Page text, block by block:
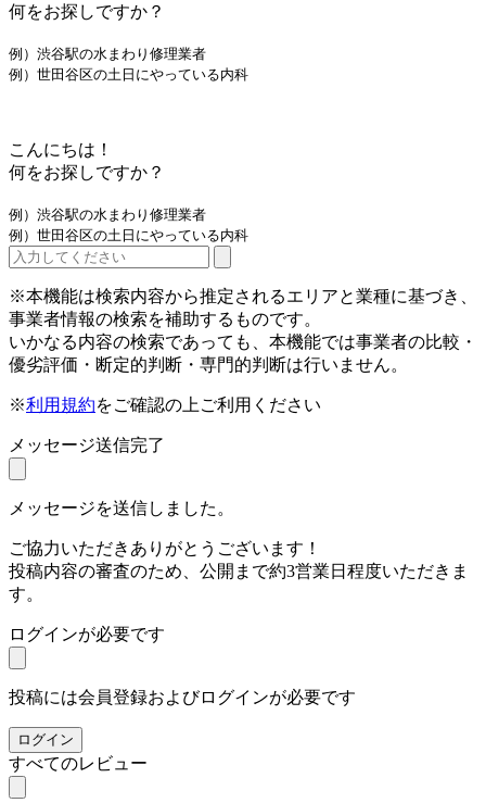
何をお探しですか？
例）渋谷駅の水まわり修理業者
例）世田谷区の土日にやっている内科
こんにちは！
何をお探しですか？
例）渋谷駅の水まわり修理業者
例）世田谷区の土日にやっている内科
※本機能は検索内容から推定されるエリアと業種に基づき、
事業者情報の検索を補助するものです。
いかなる内容の検索であっても、本機能では事業者の比較・
優劣評価・断定的判断・専門的判断は行いません。
※利用規約をご確認の上ご利用ください
メッセージ送信完了
メッセージを送信しました。
ご協力いただきありがとうございます！
投稿内容の審査のため、公開まで約3営業日程度いただきま
す。
ログインが必要です
投稿には会員登録およびログインが必要です
ログイン
すべてのレビュー